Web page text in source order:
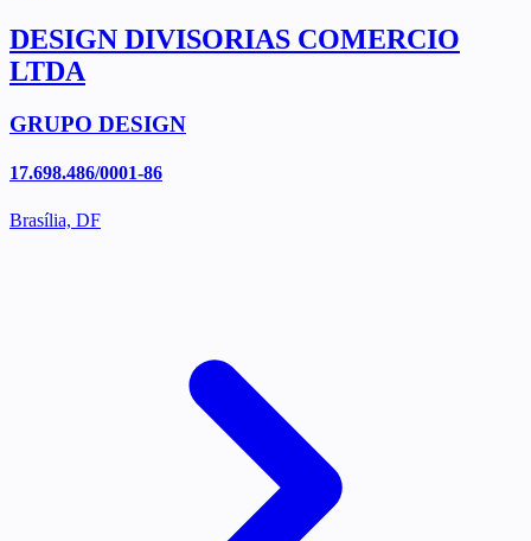
DESIGN DIVISORIAS COMERCIO
LTDA
GRUPO DESIGN
17.698.486/0001-86
Brasília, DF